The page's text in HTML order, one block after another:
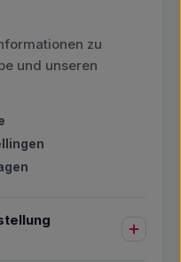
zu
und unseren